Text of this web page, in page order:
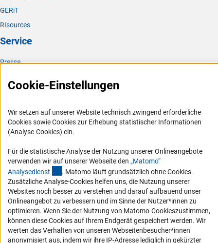
GERiT
RIsources
Service
Presse
Karriere
RSS-Feeds
Compliance
Vergabeverfahren
Barrierefreiheit
Service und Informationen für Menschen mit Behinderungen
Erklärung zur Barrierefreiheit
Barriere melden
DFG-aktuell
Cookie-Einstellungen
Wir setzen auf unserer Website technisch zwingend erforderliche
Cookies sowie Cookies zur Erhebung statistischer Informationen
(Analyse-Cookies) ein.
Für die statistische Analyse der Nutzung unserer Onlineangebote
verwenden wir auf unserer Webseite den „Matomo“
Analysedienst (externer Link)
. Matomo läuft grundsätzlich ohne Cookies.
Zusätzliche Analyse-Cookies helfen uns, die Nutzung unserer
Websites noch besser zu verstehen und darauf aufbauend unser
Onlineangebot zu verbessern und im Sinne der Nutzer*innen zu
optimieren. Wenn Sie der Nutzung von Matomo-Cookieszustimmen,
können diese Cookies auf Ihrem Endgerät gespeichert werden. Wir
werten das Verhalten von unseren Webseitenbesucher*innen
anonymisiert aus, indem wir ihre IP-Adresse lediglich in gekürzter